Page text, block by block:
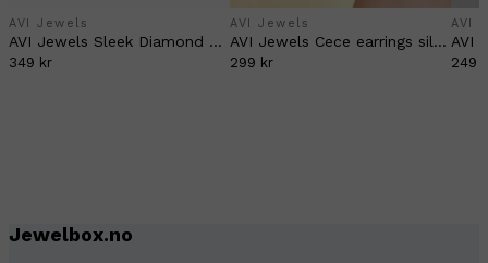
AVI Jewels
AVI Jewels Sleek Diamond hoops
349 kr
AVI Jewels
AVI Jewels Cece earrings silver
299 kr
AVI
AVI
249
Jewelbox.no